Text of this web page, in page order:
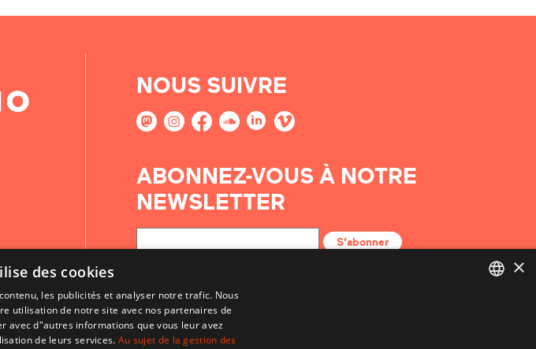
NOUS SUIVRE
ABONNEZ-VOUS À NOTRE
NEWSLETTER
S'abonner
×
des cookies
les publicités et analyser notre trafic. Nous
utilisation de notre site avec nos partenaires de
avec d"autres informations que vous leur avez
de leurs services. Au sujet de la gestion des